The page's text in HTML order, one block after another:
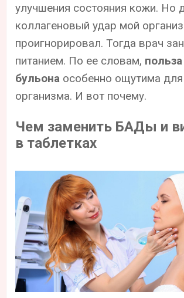
улучшения состояния кожи. Но
коллагеновый удар мой
проигнорировал. Тогда врач
питанием. По ее словам,
бульона особенно ощутима
организма. И вот почему.
Чем заменить БАДы и
в таблетках